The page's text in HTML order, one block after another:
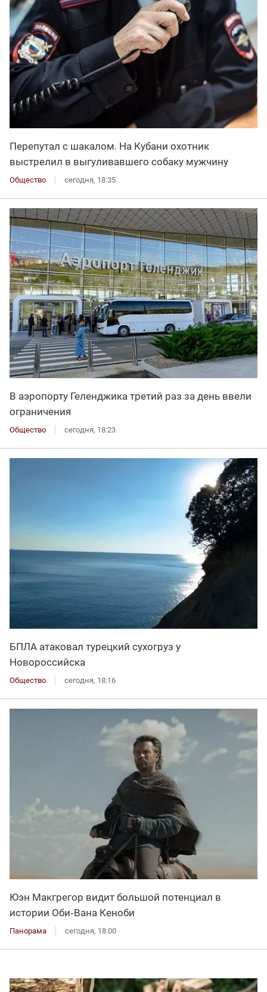
Перепутал с шакалом. На Кубани охотник
выстрелил в выгуливавшего собаку мужчину
Общество сегодня, 18:35
В аэропорту Геленджика третий раз за день ввели
ограничения
Общество сегодня, 18:23
БПЛА атаковал турецкий сухогруз у
Новороссийска
Общество сегодня, 18:16
Юэн Макгрегор видит большой потенциал в
истории Оби‑Вана Кеноби
Панорама сегодня, 18:00